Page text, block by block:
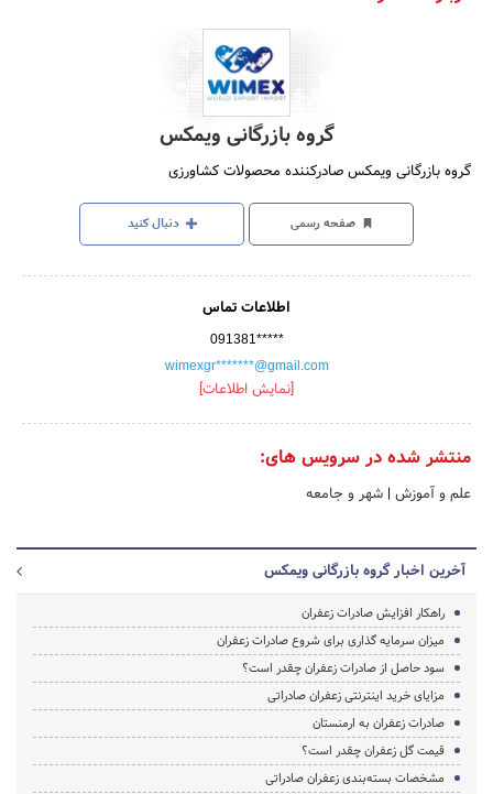
گروه بازرگانی ویمکس
گروه بازرگانی ویمکس صادرکننده محصولات کشاورزی
صفحه رسمی دنبال کنید
اطلاعات تماس
091381*****
wimexgr*******@gmail.com
[نمایش اطلاعات]
منتشر شده در سرویس های:
علم و آموزش | شهر و جامعه
آخرین اخبار گروه بازرگانی ویمکس
راهکار افزایش صادرات زعفران
میزان سرمایه گذاری برای شروع صادرات زعفران
سود حاصل از صادرات زعفران چقدر است؟
مزایای خرید اینترنتی زعفران صادراتی
صادرات زعفران به ارمنستان
قیمت گل زعفران چقدر است؟
مشخصات بسته‌بندی زعفران صادراتی